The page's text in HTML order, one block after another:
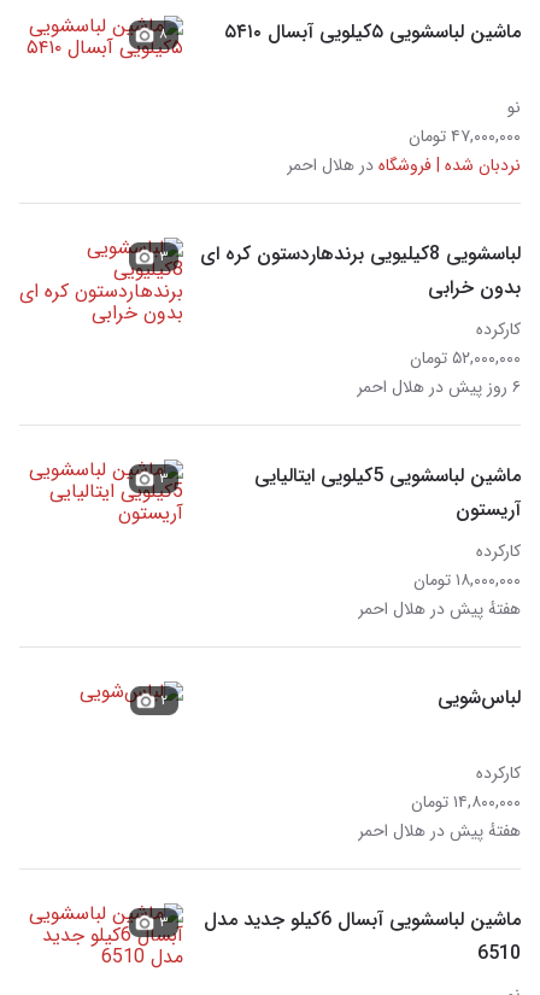
ماشین لباسشویی ۵کیلویی آبسال ۵۴۱۰
نو
۴۷,۰۰۰,۰۰۰ تومان
نردبان شده | فروشگاهدر هلال احمر
۸
لباسشویی 8کیلیویی برندهاردستون کره ای
بدون خرابی
کارکرده
۵۲,۰۰۰,۰۰۰ تومان
۶ روز پیش در هلال احمر
۳
ماشین لباسشویی 5کیلویی ایتالیایی
آریستون
کارکرده
۱۸,۰۰۰,۰۰۰ تومان
هفتهٔ پیش در هلال احمر
۳
لباس‌شویی
کارکرده
۱۴,۸۰۰,۰۰۰ تومان
هفتهٔ پیش در هلال احمر
۲
ماشین لباسشویی آبسال 6کیلو جدید مدل
6510
۳